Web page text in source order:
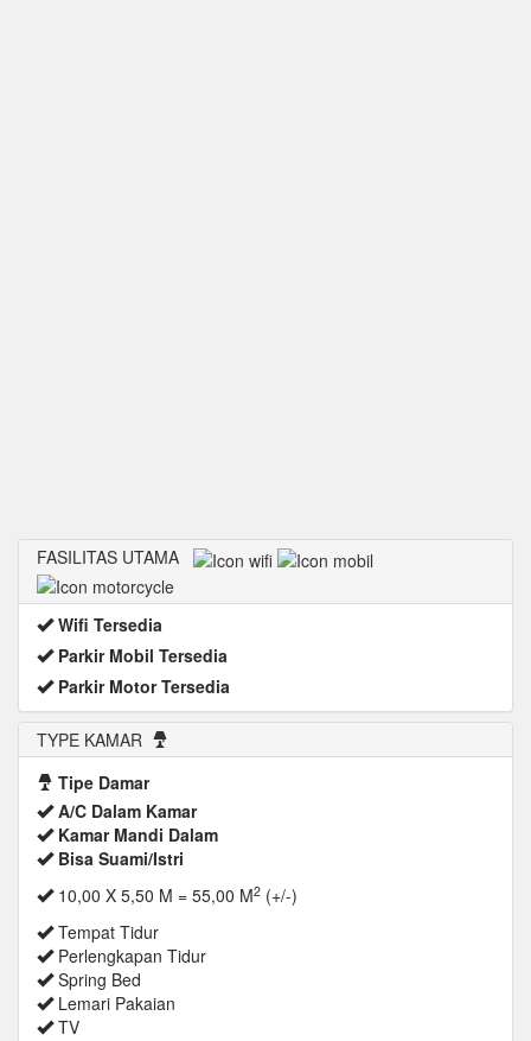
FASILITAS UTAMA
Wifi Tersedia
Parkir Mobil Tersedia
Parkir Motor Tersedia
TYPE KAMAR
Tipe Damar
A/C Dalam Kamar
Kamar Mandi Dalam
Bisa Suami/Istri
10,00 X 5,50 M = 55,00 M2 (+/-)
Tempat Tidur
Perlengkapan Tidur
Spring Bed
Lemari Pakaian
TV